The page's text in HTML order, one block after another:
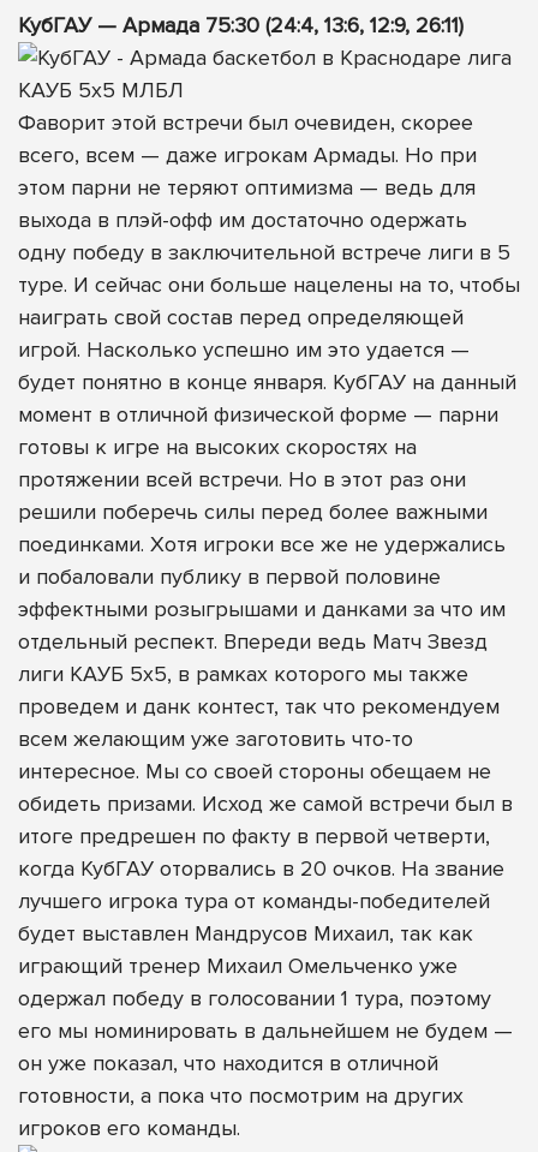
КубГАУ — Армада 75:30 (24:4, 13:6, 12:9, 26:11)
Фаворит этой встречи был очевиден, скорее
всего, всем — даже игрокам Армады. Но при
этом парни не теряют оптимизма — ведь для
выхода в плэй-офф им достаточно одержать
одну победу в заключительной встрече лиги в 5
туре. И сейчас они больше нацелены на то, чтобы
наиграть свой состав перед определяющей
игрой. Насколько успешно им это удается —
будет понятно в конце января. КубГАУ на данный
момент в отличной физической форме — парни
готовы к игре на высоких скоростях на
протяжении всей встречи. Но в этот раз они
решили поберечь силы перед более важными
поединками. Хотя игроки все же не удержались
и побаловали публику в первой половине
эффектными розыгрышами и данками за что им
отдельный респект. Впереди ведь Матч Звезд
лиги КАУБ 5х5, в рамках которого мы также
проведем и данк контест, так что рекомендуем
всем желающим уже заготовить что-то
интересное. Мы со своей стороны обещаем не
обидеть призами. Исход же самой встречи был в
итоге предрешен по факту в первой четверти,
когда КубГАУ оторвались в 20 очков. На звание
лучшего игрока тура от команды-победителей
будет выставлен Мандрусов Михаил, так как
играющий тренер Михаил Омельченко уже
одержал победу в голосовании 1 тура, поэтому
его мы номинировать в дальнейшем не будем —
он уже показал, что находится в отличной
готовности, а пока что посмотрим на других
игроков его команды.